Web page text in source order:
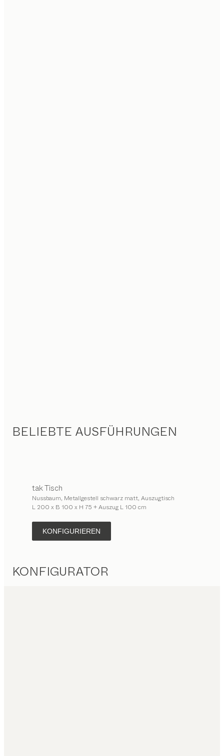
BELIEBTE AUSFÜHRUNGEN
takTisch
Nussbaum, Metallgestell schwarz matt, Auszugtisch
L 200 x B 100 x H 75 + Auszug L 100 cm
KONFIGURIEREN
KONFIGURATOR